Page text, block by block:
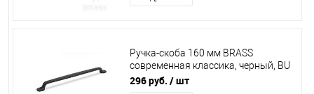
Ручка-скоба 160 мм BRASS
современная классика, черный, BU
002.160.09***
296 руб. / шт